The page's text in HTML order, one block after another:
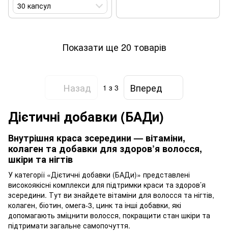
30 капсул
Показати ще 20 товарів
Назад 1 з 3 Вперед
Дієтичні добавки (БАДи)
Внутрішня краса зсередини — вітаміни,
колаген та добавки для здоров’я волосся,
шкіри та нігтів
У категорії «Дієтичні добавки (БАДи)» представлені
високоякісні комплекси для підтримки краси та здоров’я
зсередини. Тут ви знайдете вітаміни для волосся та нігтів,
колаген, біотин, омега-3, цинк та інші добавки, які
допомагають зміцнити волосся, покращити стан шкіри та
підтримати загальне самопочуття.